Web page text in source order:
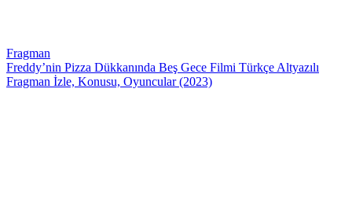
Fragman
Freddy’nin Pizza Dükkanında Beş Gece Filmi Türkçe Altyazılı
Fragman İzle, Konusu, Oyuncular (2023)